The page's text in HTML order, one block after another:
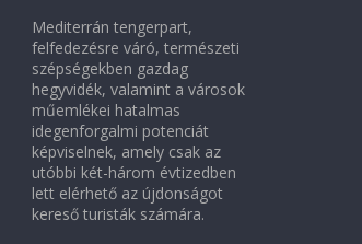
Mediterrán tengerpart,
felfedezésre váró, természeti
szépségekben gazdag
hegyvidék, valamint a városok
műemlékei hatalmas
idegenforgalmi potenciát
képviselnek, amely csak az
utóbbi két-három évtizedben
lett elérhető az újdonságot
kereső turisták számára.